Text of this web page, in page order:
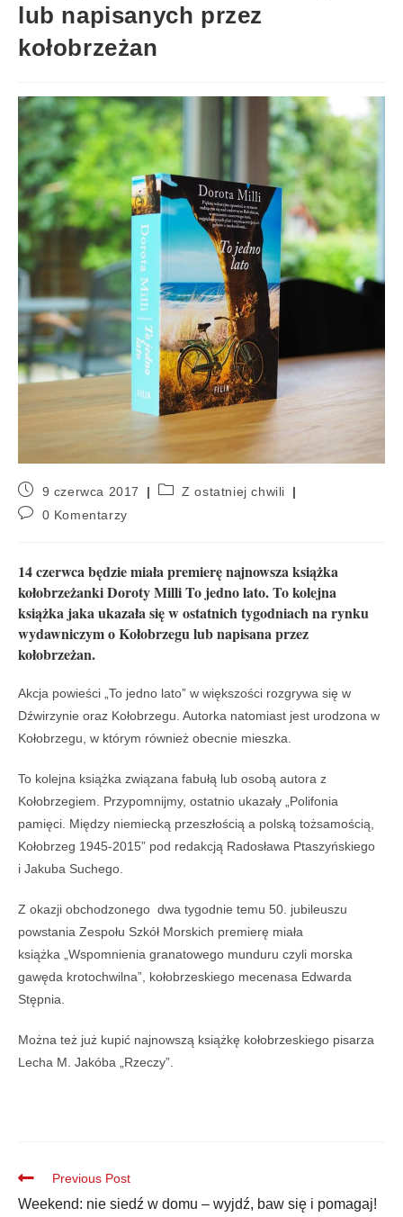
lub napisanych przez
kołobrzeżan
9 czerwca 2017
Z ostatniej chwili
0 Komentarzy
14 czerwca będzie miała premierę najnowsza książka
kołobrzeżanki Doroty Milli To jedno lato. To kolejna
książka jaka ukazała się w ostatnich tygodniach na rynku
wydawniczym o Kołobrzegu lub napisana przez
kołobrzeżan.
Akcja powieści „To jedno lato” w większości rozgrywa się w
Dźwirzynie oraz Kołobrzegu. Autorka natomiast jest urodzona w
Kołobrzegu, w którym również obecnie mieszka.
To kolejna książka związana fabułą lub osobą autora z
Kołobrzegiem. Przypomnijmy, ostatnio ukazały „Polifonia
pamięci. Między niemiecką przeszłością a polską tożsamością,
Kołobrzeg 1945-2015” pod redakcją Radosława Ptaszyńskiego
i Jakuba Suchego.
Z okazji obchodzonego dwa tygodnie temu 50. jubileuszu
powstania Zespołu Szkół Morskich premierę miała
książka „Wspomnienia granatowego munduru czyli morska
gawęda krotochwilna”, kołobrzeskiego mecenasa Edwarda
Stępnia.
Można też już kupić najnowszą książkę kołobrzeskiego pisarza
Lecha M. Jakóba „Rzeczy”.
Previous Post
Weekend: nie siedź w domu – wyjdź, baw się i pomagaj!